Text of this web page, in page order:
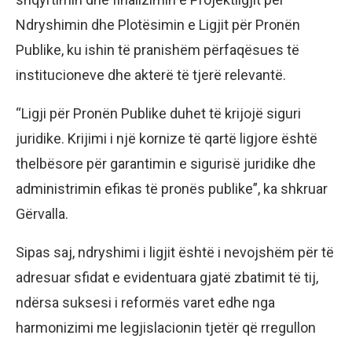
Ndryshimin dhe Plotësimin e Ligjit për Pronën
Publike, ku ishin të pranishëm përfaqësues të
institucioneve dhe akterë të tjerë relevantë.
“Ligji për Pronën Publike duhet të krijojë siguri
juridike. Krijimi i një kornize të qartë ligjore është
thelbësore për garantimin e sigurisë juridike dhe
administrimin efikas të pronës publike”, ka shkruar
Gërvalla.
Sipas saj, ndryshimi i ligjit është i nevojshëm për të
adresuar sfidat e evidentuara gjatë zbatimit të tij,
ndërsa suksesi i reformës varet edhe nga
harmonizimi me legjislacionin tjetër që rregullon